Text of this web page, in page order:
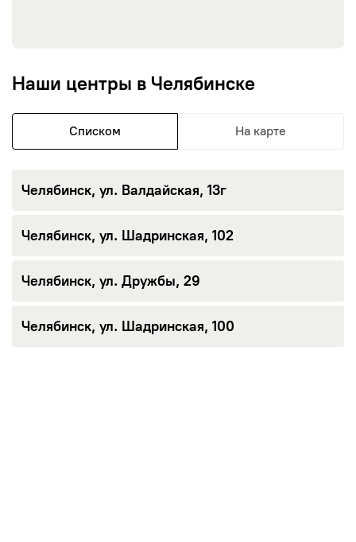
Наши центры в Челябинске
Списком На карте
Челябинск, ул. Валдайская
Челябинск, ул. Валдайская, 13г
Челябинск, ул. Шадринская
Челябинск, ул. Шадринская, 102
Челябинск, ул. Дружбы
Челябинск, ул. Дружбы, 29
Челябинск, ул. Шадринская
Челябинск, ул. Шадринская, 100